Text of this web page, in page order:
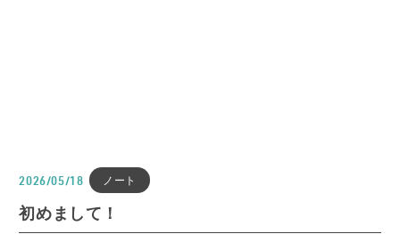
2026/05/18 ノート
初めまして！